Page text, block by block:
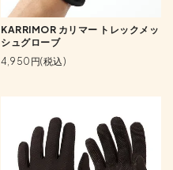
KARRIMOR カリマー トレックメッ
シュグローブ
4,950円(税込)